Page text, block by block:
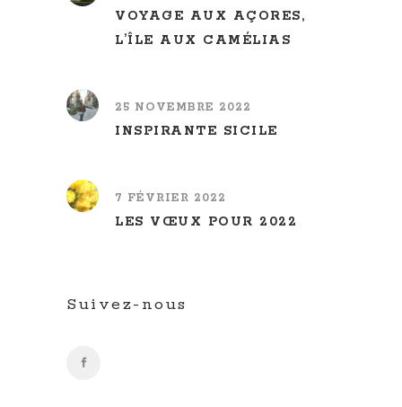
VOYAGE AUX AÇORES,
L’ÎLE AUX CAMÉLIAS
25 NOVEMBRE 2022
INSPIRANTE SICILE
7 FÉVRIER 2022
LES VŒUX POUR 2022
Suivez-nous